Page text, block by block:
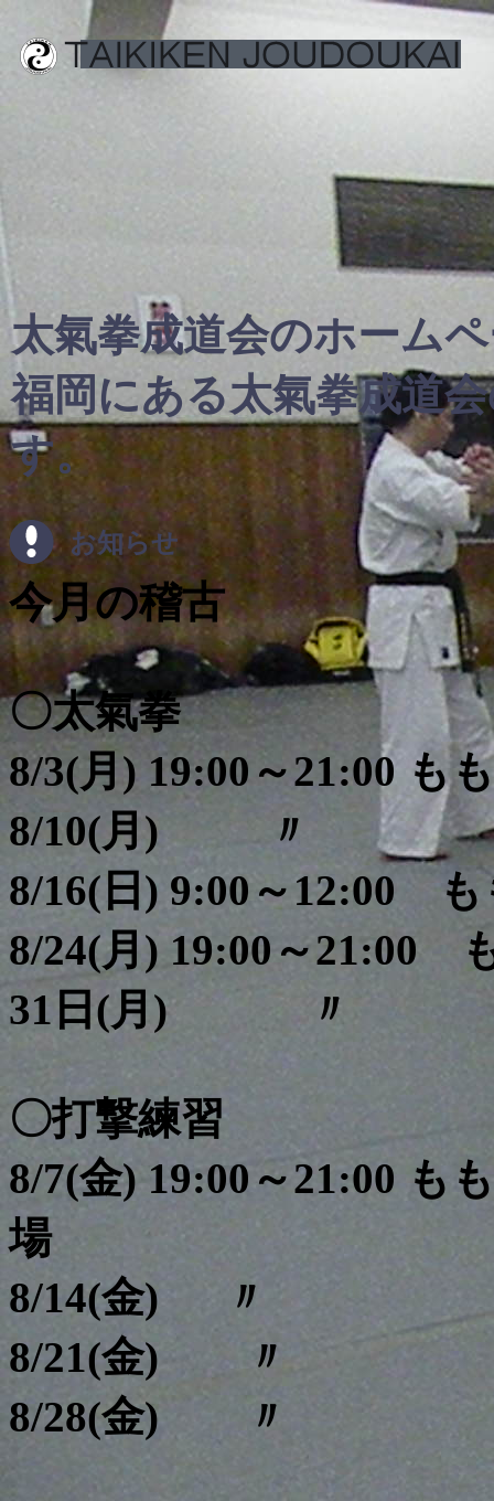
太氣拳成道会のホーム
福岡にある太氣拳成道
す。
お知らせ
今月の稽古
〇太
8/3(月) 19:00～21:00 も
8/10(月)
8/16(日) 9:00～12:00
8/24(月) 19:00～21:00
31日(月)
〇打撃練習
8/7(金) 19:00～21:00 も
場
8/14(金)
8/21(金)
8/28(金)